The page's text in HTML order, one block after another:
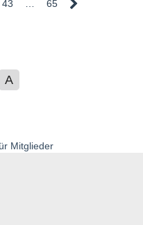
Mitglieder
43 … 65
A